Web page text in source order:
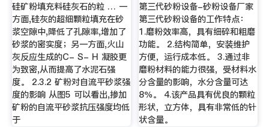
硅矿粉填充料硅灰石的粒 … 一
方面,硅灰的超细颗粒填充在砂
浆空隙中,降低了孔隙率,增加了
砂浆的密实度；另一方面,火山
灰反应生成的C- S- H 凝胶更
为致密,从而提高了水泥石强
度。 2.3.2 矿粉对自流平砂浆强
度的影响 从图5 可以看出,掺加
矿粉的自流平砂浆抗压强度均低
于
第三代砂粉设备-砂粉设备厂家
第三代砂粉设备的工作特点：
1.磨粉效率高，具有细碎和粗磨
功能。 2.结构简单，安装维护
方便，运行成本低。 3.通过非
磨粉材料的能力很强，受材料水
分含量的影响，水分含量可达
8％。 4.该产品具有优良的颗粒
形状，立方体，具有非常低的针
状含量。